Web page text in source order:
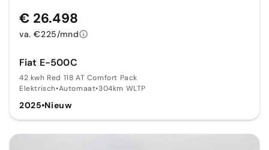
Fiat E-500C
42 kwh Red 118 AT Comfort Pack
Elektrisch•Automaat•304km WLTP
2025•Nieuw
€ 26.498
va. €225/mnd